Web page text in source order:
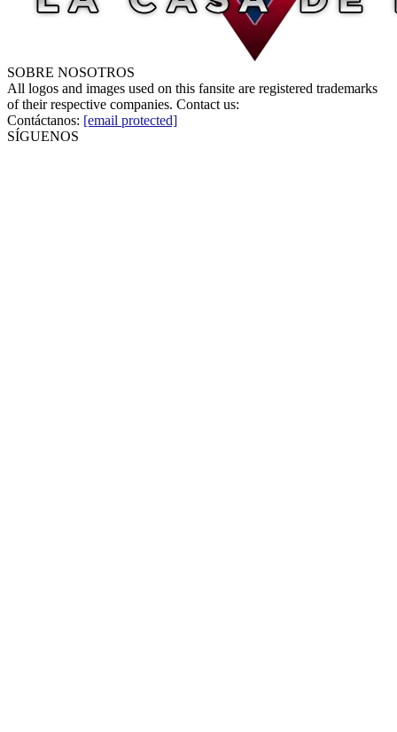
SOBRE NOSOTROS
All logos and images used on this fansite are registered trademarks
of their respective companies. Contact us:
Contáctanos: [email protected]
SÍGUENOS